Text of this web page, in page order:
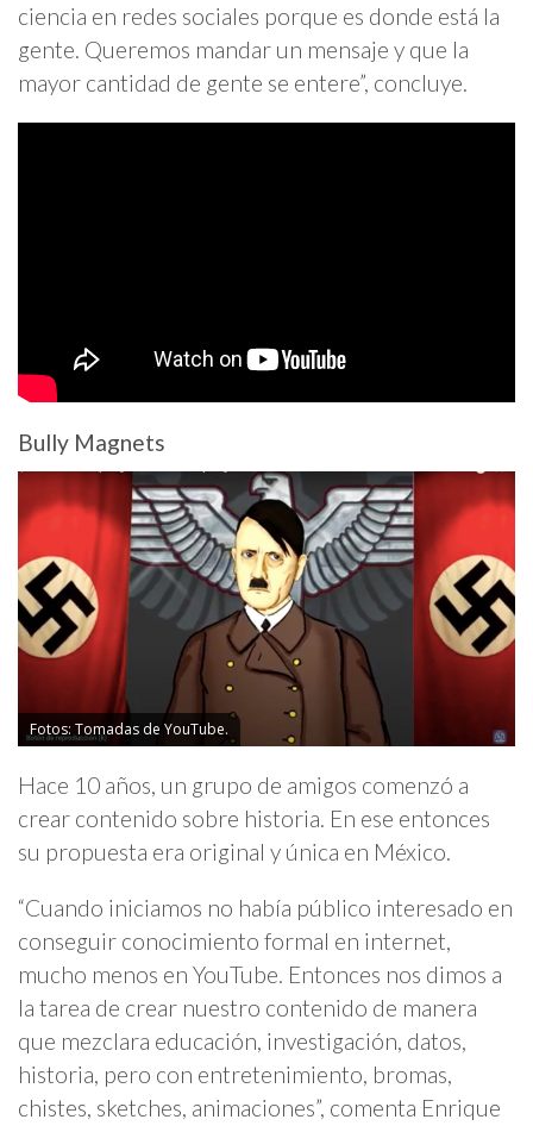
ciencia en redes sociales porque es donde está la
gente. Queremos mandar un mensaje y que la
mayor cantidad de gente se entere”, concluye.
Bully Magnets
Fotos: Tomadas de YouTube.
Hace 10 años, un grupo de amigos comenzó a
crear contenido sobre historia. En ese entonces
su propuesta era original y única en México.
“Cuando iniciamos no había público interesado en
conseguir conocimiento formal en internet,
mucho menos en YouTube. Entonces nos dimos a
la tarea de crear nuestro contenido de manera
que mezclara educación, investigación, datos,
historia, pero con entretenimiento, bromas,
chistes, sketches, animaciones”, comenta Enrique